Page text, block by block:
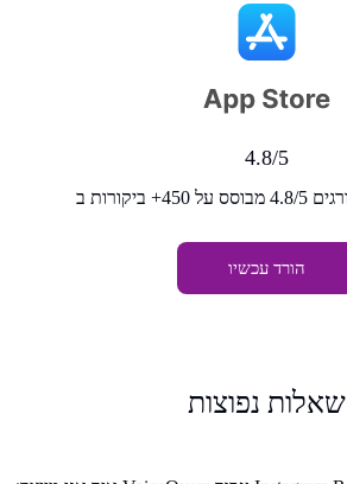
4.8/5
הורד עכשיו
שאלות נפוצות